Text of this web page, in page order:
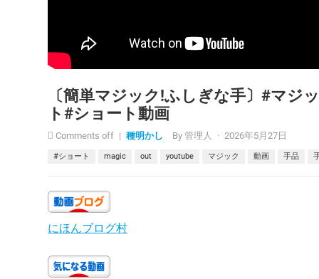
〔簡単マジック!ふしぎな手〕#マジ
ト#ショート動画
Comments off | 種明かし By管理人 · 2026年5月27日
#ショート magic out youtube マジック 動画 手品
にほんブログ村